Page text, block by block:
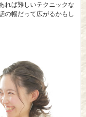
れば難しいテクニックな
の幅だって広がるかもし